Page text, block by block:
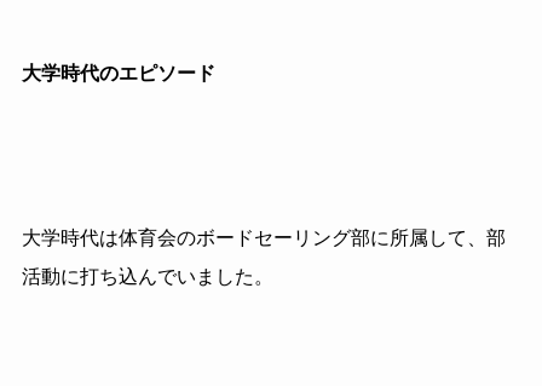
大学時代のエピソード
大学時代は体育会のボードセーリング部に所属して、部
活動に打ち込んでいました。